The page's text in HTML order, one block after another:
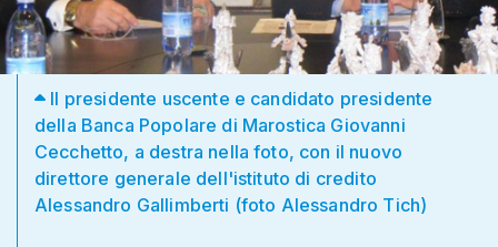
Il presidente uscente e candidato presidente
della Banca Popolare di Marostica Giovanni
Cecchetto, a destra nella foto, con il nuovo
direttore generale dell'istituto di credito
Alessandro Gallimberti (foto Alessandro Tich)